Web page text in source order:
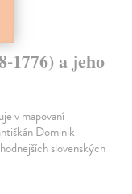
1776) a jeho
v mapovaní
Dominik
slovenských